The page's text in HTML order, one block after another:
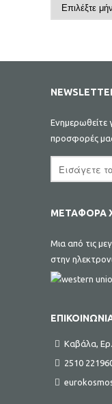
Ενημερωθείτε
προσφορές
ΜΕΤΑΦΟΡΑ
Μια από τις
στην
Καβάλα,
2510